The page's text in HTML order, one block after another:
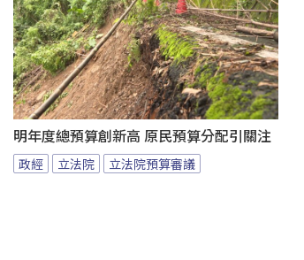
明年度總預算創新高 原民預算分配引關注
政經 立法院 立法院預算審議